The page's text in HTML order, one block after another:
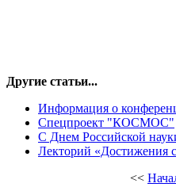
Другие статьи...
Информация о
Cпецпроект "КОСМОС"
С Днем Российской
Лекторий «Достижения
<<